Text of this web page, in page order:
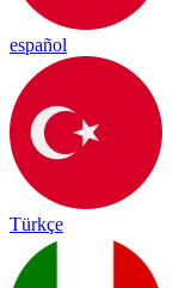
español
Türkçe